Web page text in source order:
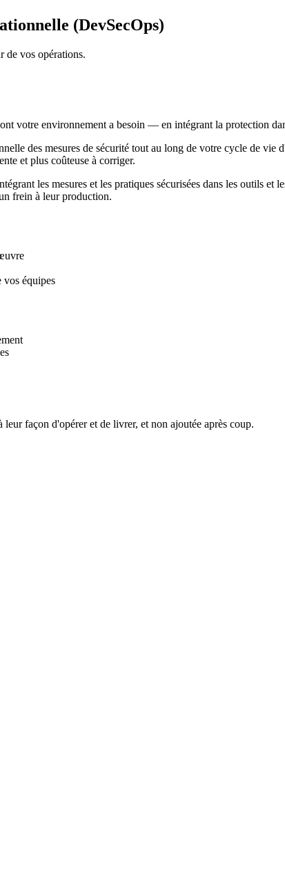
(DevSecOps)
de vos opérations.
votre environnement a besoin — en intégrant la protection
des mesures de sécurité tout au long de votre cycle de
et plus coûteuse à corriger.
les mesures et les pratiques sécurisées dans les outils
frein à leur production.
vos équipes
façon d'opérer et de livrer, et non ajoutée après coup.